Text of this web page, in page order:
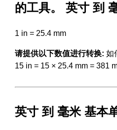
的工具。 英寸 到
1 in = 25.4 mm
请提供以下数值进行转换: 如
15 in = 15 × 25.4 mm = 381
英寸 到 毫米 基本